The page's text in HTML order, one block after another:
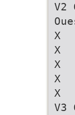
V2
X
X
X
X
X
V3